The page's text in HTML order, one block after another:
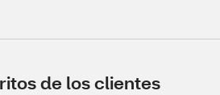
de los clientes